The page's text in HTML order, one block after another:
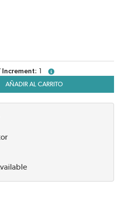
Increment
more info
AÑADIR AL CARRITO